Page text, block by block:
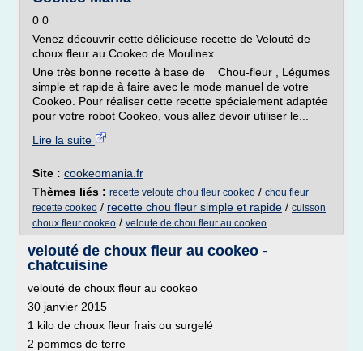
0 0
Venez découvrir cette délicieuse recette de Velouté de
choux fleur au Cookeo de Moulinex.
Une très bonne recette à base de Chou-fleur , Légumes
simple et rapide à faire avec le mode manuel de votre
Cookeo. Pour réaliser cette recette spécialement adaptée
pour votre robot Cookeo, vous allez devoir utiliser le...
Lire la suite
Site : cookeomania.fr
Thèmes liés : recette veloute chou fleur cookeo / chou fleur
recette cookeo / recette chou fleur simple et rapide / cuisson
choux fleur cookeo / veloute de chou fleur au cookeo
velouté de choux fleur au cookeo -
chatcuisine
velouté de choux fleur au cookeo
30 janvier 2015
1 kilo de choux fleur frais ou surgelé
2 pommes de terre